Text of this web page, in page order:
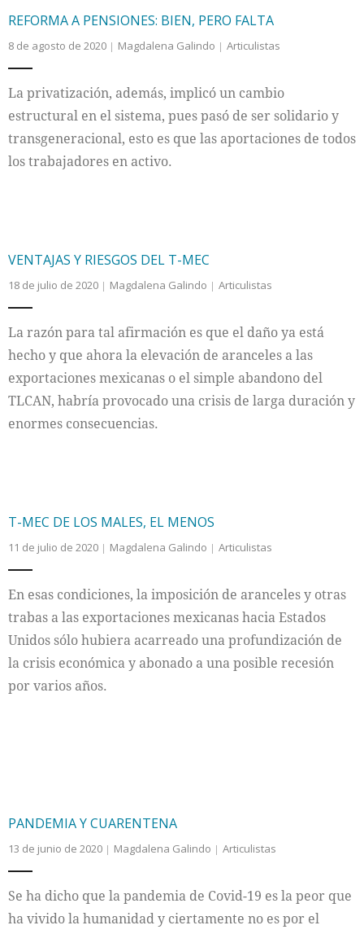
REFORMA A PENSIONES: BIEN, PERO FALTA
8 de agosto de 2020 Magdalena Galindo Articulistas
La privatización, además, implicó un cambio
estructural en el sistema, pues pasó de ser solidario y
transgeneracional, esto es que las aportaciones de todos
los trabajadores en activo.
VENTAJAS Y RIESGOS DEL T-MEC
18 de julio de 2020 Magdalena Galindo Articulistas
La razón para tal afirmación es que el daño ya está
hecho y que ahora la elevación de aranceles a las
exportaciones mexicanas o el simple abandono del
TLCAN, habría provocado una crisis de larga duración y
enormes consecuencias.
T-MEC DE LOS MALES, EL MENOS
11 de julio de 2020 Magdalena Galindo Articulistas
En esas condiciones, la imposición de aranceles y otras
trabas a las exportaciones mexicanas hacia Estados
Unidos sólo hubiera acarreado una profundización de
la crisis económica y abonado a una posible recesión
por varios años.
PANDEMIA Y CUARENTENA
13 de junio de 2020 Magdalena Galindo Articulistas
Se ha dicho que la pandemia de Covid-19 es la peor que
ha vivido la humanidad y ciertamente no es por el